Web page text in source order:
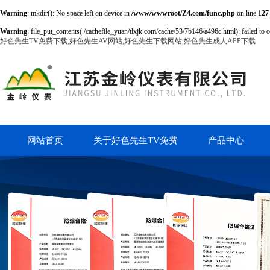
Warning: mkdir(): No space left on device in /www/wwwroot/Z4.com/func.php on line 127
Warning: file_put_contents(./cachefile_yuan/tlxjk.com/cache/53/7b146/a496c.html): failed
好色先生TV免费下载,好色先生AV网站,好色先生下载网站,好色先生成人APP下载
网站首页 关于好色先生TV免费 产品中心